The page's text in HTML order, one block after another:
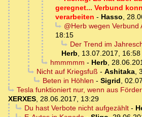
geregnet... Verbund
verarbeiten - Hasso,
@Herb wegen Verbund
18:15
Der Trend im
Herb, 13.07.2017, 16:58
hmmmmm - Herb,
Nicht auf Kriegsfuß - Ashitaka,
Beten in Höhlen - Sigrid,
Tesla funktioniert nur, wenn aus
XERXES, 28.06.2017, 13:29
Du hast Verbote nicht aufgezählt-